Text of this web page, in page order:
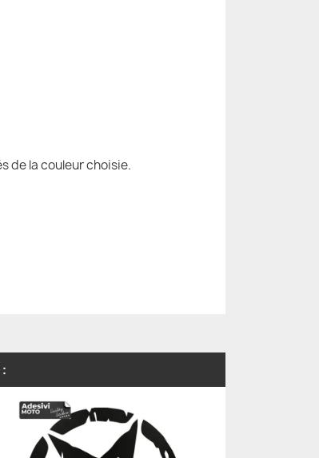
de la couleur choisie.